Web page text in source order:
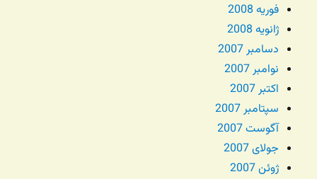
فوریه 2008
ژانویه 2008
دسامبر 2007
نوامبر 2007
اکتبر 2007
سپتامبر 2007
آگوست 2007
جولای 2007
ژوئن 2007